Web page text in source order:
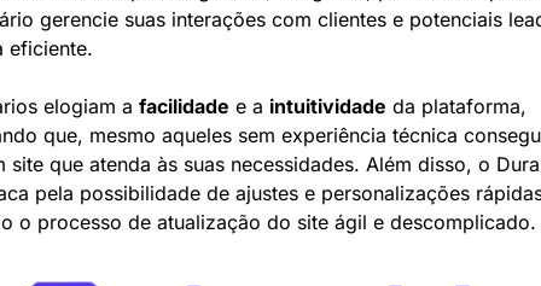
gerencie suas interações com clientes e potenciais
eficiente.
elogiam a facilidade e a intuitividade da plataforma,
que, mesmo aqueles sem experiência técnica
site que atenda às suas necessidades. Além disso, o
pela possibilidade de ajustes e personalizações
o processo de atualização do site ágil e descomplicado.